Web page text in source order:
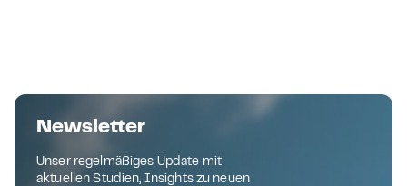
Newsletter
Unser regelmäßiges Update mit
aktuellen Studien, Insights zu neuen